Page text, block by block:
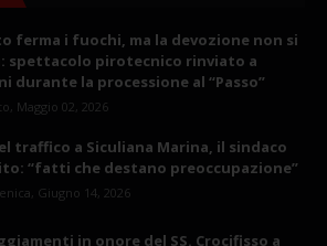
ferma i fuochi, ma la devozione non si
spettacolo pirotecnico rinviato a
durante la processione al “Passo”
Maggio 02, 2026
traffico a Siculiana Marina, il sindaco
“fatti che destano preoccupazione”
Giugno 14, 2026
in onore del SS. Crocifisso a